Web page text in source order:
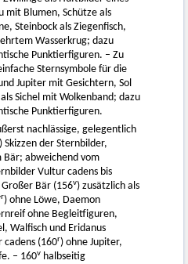
mit Blumen, Schütze als
Steinbock als Ziegenfisch,
Wasserkrug; dazu
Punktierfiguren. – Zu
Sternsymbole für die
Jupiter mit Gesichtern, Sol
Sichel mit Wolkenband; dazu
Punktierfiguren.
nachlässige, gelegentlich
der Sternbilder,
abweichend vom
Vultur cadens bis
Bär (156v) zusätzlich als
r) ohne Löwe, Daemon
ohne Begleitfiguren,
Walfisch und Eridanus
cadens (160r) ohne Jupiter,
– 160v halbseitig